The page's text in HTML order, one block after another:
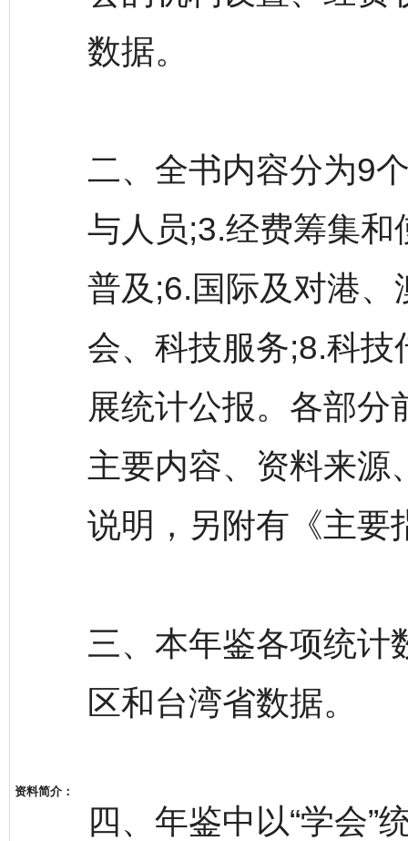
资料简介：
数据。
二、全书内容分为9
与人员;3.经费筹集
普及;6.国际及对港
会、科技服务;8.科
展统计公报。各部分
主要内容、资料来源
说明，另附有《主要
三、本年鉴各项统计
区和台湾省数据。
四、年鉴中以“学会”